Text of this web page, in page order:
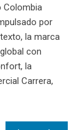
Colombia
por
la marca
con
la
Carrera,